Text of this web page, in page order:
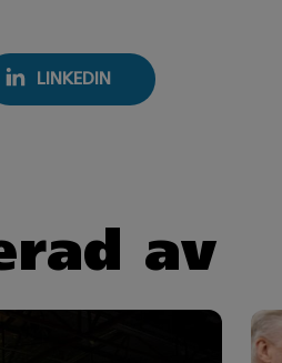
LINKEDIN
av